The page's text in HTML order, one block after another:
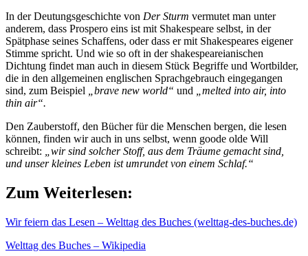
In der Deutungsgeschichte von Der Sturm vermutet man unter
anderem, dass Prospero eins ist mit Shakespeare selbst, in der
Spätphase seines Schaffens, oder dass er mit Shakespeares eigener
Stimme spricht. Und wie so oft in der shakespeareianischen
Dichtung findet man auch in diesem Stück Begriffe und Wortbilder,
die in den allgemeinen englischen Sprachgebrauch eingegangen
sind, zum Beispiel
„brave new world“ und
„melted into air, into
thin air“.
Den Zauberstoff, den Bücher für die Menschen bergen, die lesen
können, finden wir auch in uns selbst, wenn goode olde Will
schreibt:
„wir sind solcher Stoff, aus dem Träume gemacht sind,
und unser kleines Leben ist umrundet von einem Schlaf.“
Zum Weiterlesen:
Wir feiern das Lesen – Welttag des Buches (welttag-des-buches.de)
Welttag des Buches – Wikipedia